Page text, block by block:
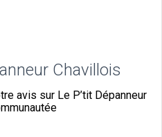
Chavillois
avis sur Le P’tit Dépanneur